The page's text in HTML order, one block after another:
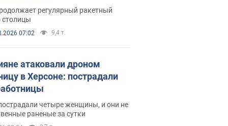
регулярный ракетный
столицы
07:02 9,4 т.
атаковали дроном
в Херсоне: пострадали
четыре женщины, и они не
раненые за сутки